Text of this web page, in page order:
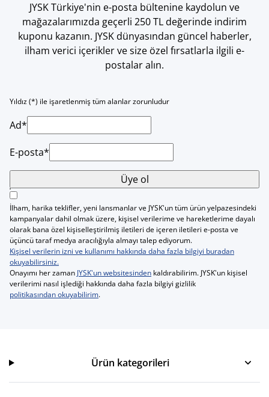
JYSK Türkiye'nin e-posta bültenine kaydolun ve
mağazalarımızda geçerli 250 TL değerinde indirim
kuponu kazanın. JYSK dünyasından güncel haberler,
ilham verici içerikler ve size özel fırsatlarla ilgili e-
postalar alın.
Yıldız (*) ile işaretlenmiş tüm alanlar zorunludur
Ad*
E-posta*
Üye ol
İlham, harika teklifler, yeni lansmanlar ve JYSK'un tüm ürün yelpazesindeki
kampanyalar dahil olmak üzere, kişisel verilerime ve hareketlerime dayalı
olarak bana özel kişiselleştirilmiş iletileri de içeren iletileri e-posta ve
üçüncü taraf medya aracılığıyla almayı talep ediyorum.
Kişisel verilerin izni ve kullanımı hakkında daha fazla bilgiyi buradan
okuyabilirsiniz.
Onayımı her zaman JYSK'un websitesinden kaldırabilirim. JYSK'un kişisel
verilerimi nasıl işlediği hakkında daha fazla bilgiyi gizlilik
politikasından okuyabilirim.
Ürün kategorileri
Kılavuzlar ve destek